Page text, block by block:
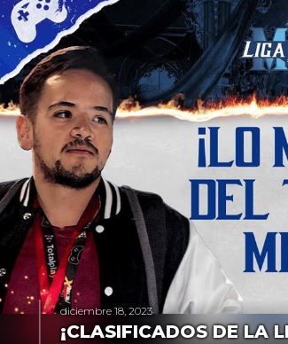
diciembre 18, 2023
¡CLASIFICADOS DE LA